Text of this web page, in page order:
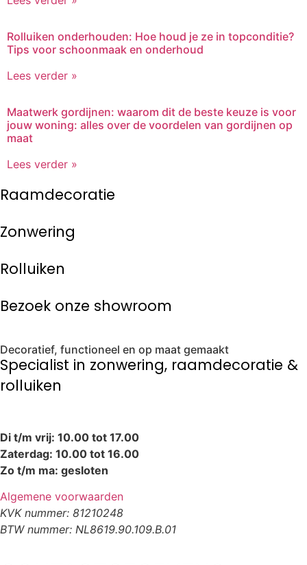
Rolluiken onderhouden: Hoe houd je ze in topconditie?
Tips voor schoonmaak en onderhoud
Lees verder »
Maatwerk gordijnen: waarom dit de beste keuze is voor
jouw woning: alles over de voordelen van gordijnen op
maat
Lees verder »
Raamdecoratie
Zonwering
Rolluiken
Bezoek onze showroom
Decoratief, functioneel en op maat gemaakt
Specialist in zonwering, raamdecoratie &
rolluiken
Di t/m vrij: 10.00 tot 17.00
Zaterdag: 10.00 tot 16.00
Zo t/m ma: gesloten
Algemene voorwaarden
KVK nummer: 81210248
BTW nummer: NL8619.90.109.B.01